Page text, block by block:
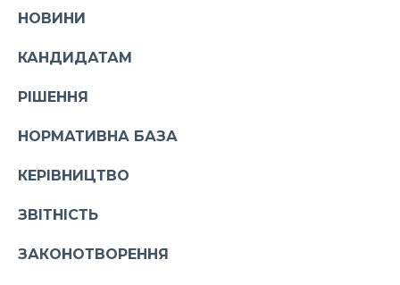
НОВИНИ
КАНДИДАТАМ
РІШЕННЯ
НОРМАТИВНА БАЗА
КЕРІВНИЦТВО
ЗВІТНІСТЬ
ЗАКОНОТВОРЕННЯ